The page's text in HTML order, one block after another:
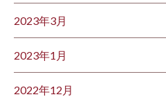
2023年3月
2023年1月
2022年12月